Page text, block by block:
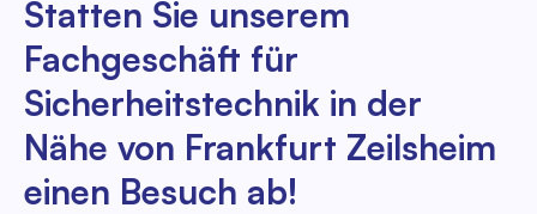
Statten Sie unserem
Fachgeschäft für
Sicherheitstechnik in der
Nähe von Frankfurt Zeilsheim
einen Besuch ab!